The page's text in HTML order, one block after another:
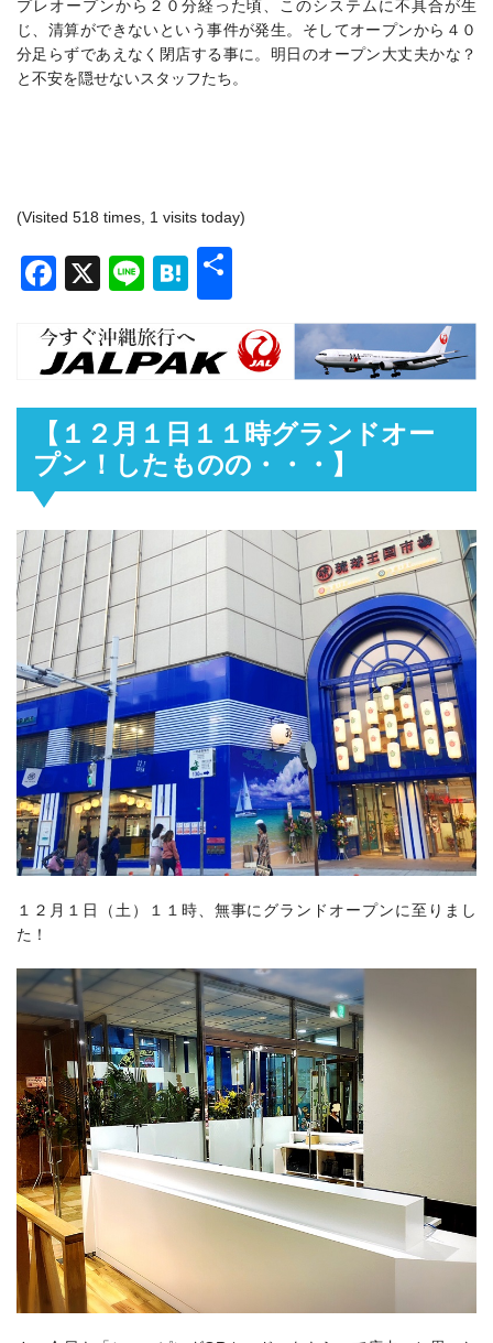
プレオープンから２０分経った頃、このシステムに不具合が生
じ、清算ができないという事件が発生。そしてオープンから４０
分足らずであえなく閉店する事に。明日のオープン大丈夫かな？
と不安を隠せないスタッフたち。
(Visited 518 times, 1 visits today)
Facebook
X LineHatena
【１２月１日１１時グランドオー
プン！したものの・・・】
１２月１日（土）１１時、無事にグランドオープンに至りまし
た！